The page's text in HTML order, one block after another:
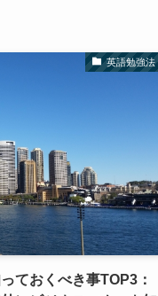
英語勉強法
ておくべき事TOP3：